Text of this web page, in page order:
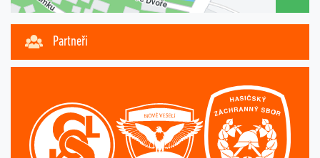
Partneři